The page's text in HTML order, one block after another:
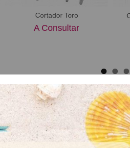
Cortador Toro
A Consultar